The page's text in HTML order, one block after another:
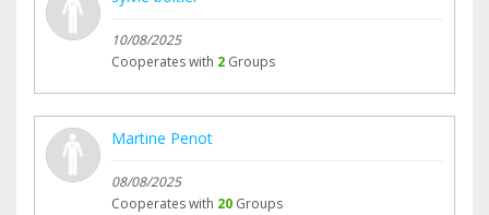
10/08/2025
Cooperates with 2 Groups
Martine Penot
08/08/2025
Cooperates with 20 Groups